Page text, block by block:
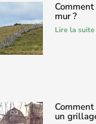
mur ?
Lire la suite
un